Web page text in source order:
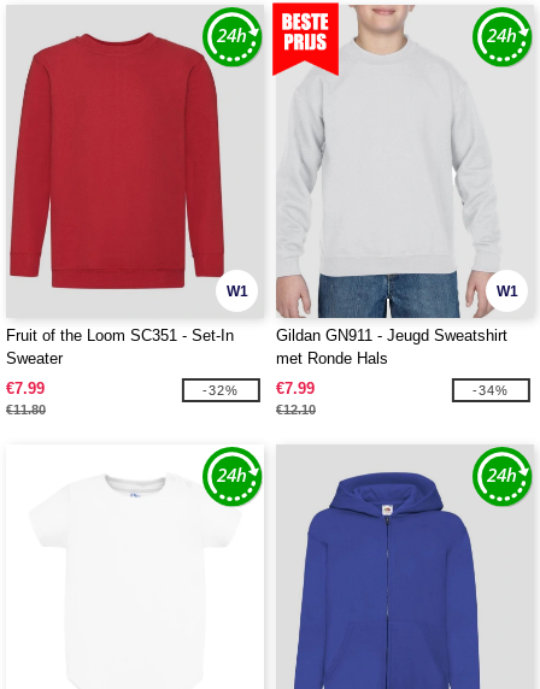
W1
Fruit of the Loom SC351 - Set-In
Sweater
€7.99
€11.80
-32%
W1
Gildan GN911 - Jeugd Sweatshirt
met Ronde Hals
€7.99
€12.10
-34%